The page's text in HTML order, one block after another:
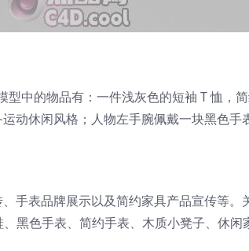
中的物品有：一件浅灰色的短袖 T 恤，
动休闲风格；人物左手腕佩戴一块黑色
手表品牌展示以及简约家具产品宣传等。
黑色手表、简约手表、木质小凳子、休闲